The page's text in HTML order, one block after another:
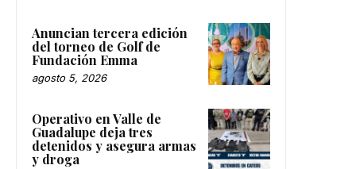
Anuncian tercera edición
del torneo de Golf de
Fundación Emma
agosto 5, 2026
Operativo en Valle de
Guadalupe deja tres
detenidos y asegura armas
y droga